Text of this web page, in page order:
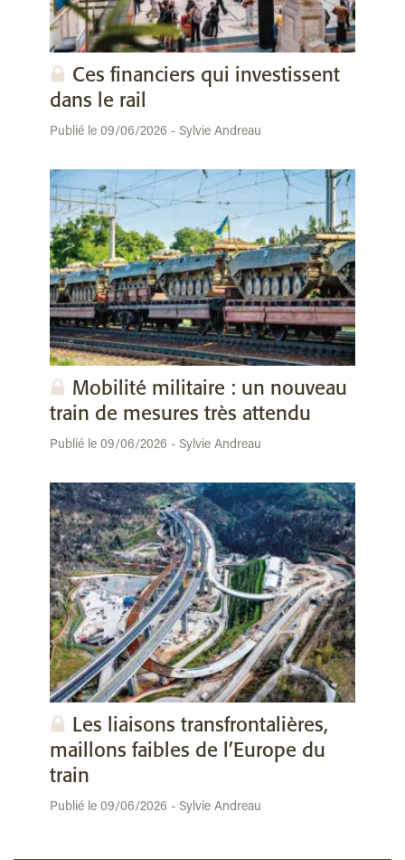
Ces financiers qui investissent
dans le rail
Publié le 09/06/2026 - Sylvie Andreau
Mobilité militaire : un nouveau
train de mesures très attendu
Publié le 09/06/2026 - Sylvie Andreau
Les liaisons transfrontalières,
maillons faibles de l’Europe du
train
Publié le 09/06/2026 - Sylvie Andreau